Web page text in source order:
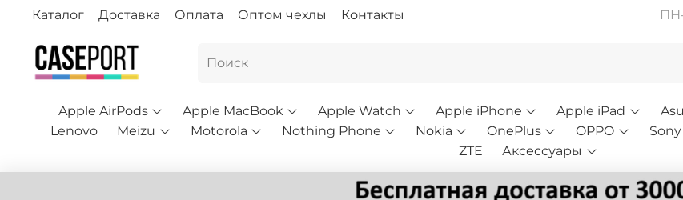
Каталог Доставка Оплата Оптом чехлы Контакты
Apple AirPods Apple MacBook Apple Watch Apple iPhone Apple iPad
Lenovo
Meizu Motorola Nothing Phone Nokia OnePlus OPPO Sony
ZTE
Аксессуары